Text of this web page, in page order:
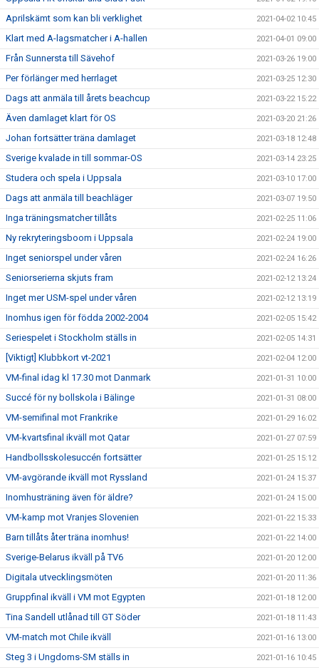
Aprilskämt som kan bli verklighet 2021-04-02 10:45
Klart med A-lagsmatcher i A-hallen 2021-04-01 09:00
Från Sunnersta till Sävehof 2021-03-26 19:00
Per förlänger med herrlaget 2021-03-25 12:30
Dags att anmäla till årets beachcup 2021-03-22 15:22
Även damlaget klart för OS 2021-03-20 21:26
Johan fortsätter träna damlaget 2021-03-18 12:48
Sverige kvalade in till sommar-OS 2021-03-14 23:25
Studera och spela i Uppsala 2021-03-10 17:00
Dags att anmäla till beachläger 2021-03-07 19:50
Inga träningsmatcher tillåts 2021-02-25 11:06
Ny rekryteringsboom i Uppsala 2021-02-24 19:00
Inget seniorspel under våren 2021-02-24 16:26
Seniorserierna skjuts fram 2021-02-12 13:24
Inget mer USM-spel under våren 2021-02-12 13:19
Inomhus igen för födda 2002-2004 2021-02-05 15:42
Seriespelet i Stockholm ställs in 2021-02-05 14:31
[Viktigt] Klubbkort vt-2021 2021-02-04 12:00
VM-final idag kl 17.30 mot Danmark 2021-01-31 10:00
Succé för ny bollskola i Bälinge 2021-01-31 08:00
VM-semifinal mot Frankrike 2021-01-29 16:02
VM-kvartsfinal ikväll mot Qatar 2021-01-27 07:59
Handbollsskolesuccén fortsätter 2021-01-25 15:12
VM-avgörande ikväll mot Ryssland 2021-01-24 15:37
Inomhusträning även för äldre? 2021-01-24 15:00
VM-kamp mot Vranjes Slovenien 2021-01-22 15:33
Barn tillåts åter träna inomhus! 2021-01-22 14:00
Sverige-Belarus ikväll på TV6 2021-01-20 12:00
Digitala utvecklingsmöten 2021-01-20 11:36
Gruppfinal ikväll i VM mot Egypten 2021-01-18 12:00
Tina Sandell utlånad till GT Söder 2021-01-18 11:43
VM-match mot Chile ikväll 2021-01-16 13:00
Steg 3 i Ungdoms-SM ställs in 2021-01-16 10:45